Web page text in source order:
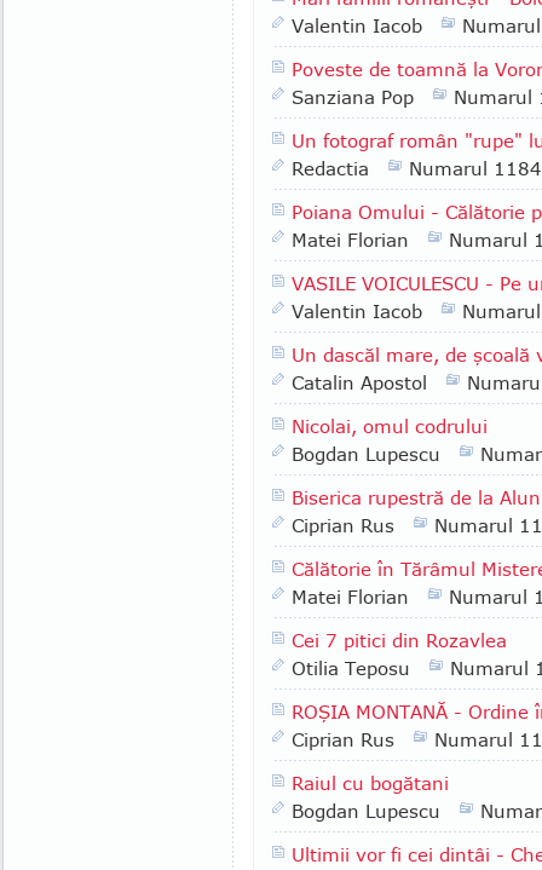
Valentin Iacob
Poveste de toamnă la
Sanziana Pop
Numarul
Un fotograf român "rupe"
Redactia
Numarul 1184
Poiana Omului - Călătorie
Matei Florian
Numarul
VASILE VOICULESCU -
Valentin Iacob
Un dascăl mare, de şcoală
Catalin Apostol
Nicolai, omul codrului
Bogdan Lupescu
Biserica rupestră de la
Ciprian Rus
Numarul
Călătorie în Tărâmul
Matei Florian
Numarul
Cei 7 pitici din Rozavlea
Otilia Teposu
Numarul
ROŞIA MONTANĂ - Ordine
Ciprian Rus
Numarul
Raiul cu bogătani
Bogdan Lupescu
Ultimii vor fi cei dintâi -